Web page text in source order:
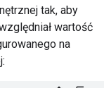
tak, aby
wartość
na